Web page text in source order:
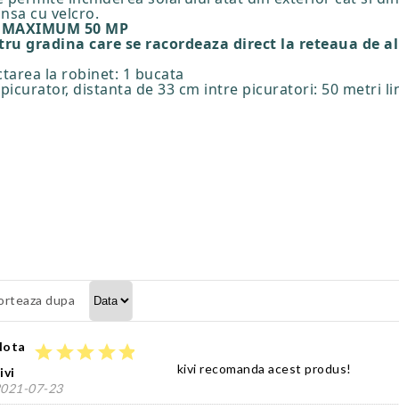
cu velcro.
MAXIMUM 50 MP
gradina care se racordeaza direct la reteaua de
la robinet: 1 bucata
distanta de 33 cm intre picuratori: 50 metri
dupa
starstarstarstarstar
07-23
kivi recomanda acest produs!